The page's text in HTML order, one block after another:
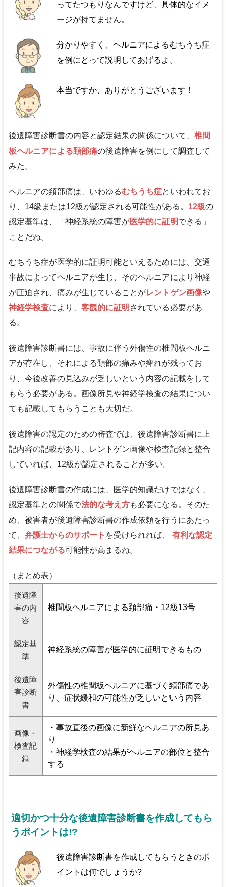
ってたつもりなんですけど、具体的なイメ
ージが持てません。
分かりやすく、ヘルニアによるむちうち症
を例にとって説明してあげるよ。
本当ですか、ありがとうございます！
後遺障害診断書の内容と認定結果の関係について、 椎間
板ヘルニアによる頚部痛の後遺障害を例にして調査して
みた。
ヘルニアの頚部痛は、いわゆるむちうち症といわれてお
り、14級または12級が認定される可能性がある。 12級の
認定基準は、「神経系統の障害が医学的に証明できる」
ことだね。
むちうち症が医学的に証明可能といえるためには、交通
事故によってヘルニアが生じ、そのヘルニアにより神経
が圧迫され、痛みが生じていることがレントゲン画像や
神経学検査により、 客観的に証明 されている必要があ
る。
後遺障害診断書には、事故に伴う外傷性の椎間板ヘルニ
アが存在し、それによる頚部の痛みや痺れが残ってお
り、今後改善の見込みが乏しいという内容の記載をして
もらう必要がある。画像所見や神経学検査の結果につい
ても記載してもらうことも大切だ。
後遺障害の認定のための審査では、後遺障害診断書に上
記内容の記載があり、レントゲン画像や検査記録と整合
していれば、12級が認定されることが多い。
後遺障害診断書の作成には、医学的知識だけではなく、
認定基準との関係で法的な考え方も必要になる。そのた
め、被害者が後遺障害診断書の作成依頼を行うにあたっ
て、 弁護士からのサポート を受けられれば、 有利な認定
結果につながる可能性が高まるね。
（まとめ表）
後遺障
害の内
容
椎間板ヘルニアによる頚部痛・12級13号
認定基
準
神経系統の障害が医学的に証明できるもの
後遺障
害診断
書
外傷性の椎間板ヘルニアに基づく頚部痛であ
り、症状緩和の可能性が乏しいという内容
画像・
検査記
録
・事故直後の画像に新鮮なヘルニアの所見あ
り
・神経学検査の結果がヘルニアの部位と整合
する
適切かつ十分な後遺障害診断書を作成してもら
うポイントは!?
後遺障害診断書を作成してもらうときのポ
イントは何でしょうか?